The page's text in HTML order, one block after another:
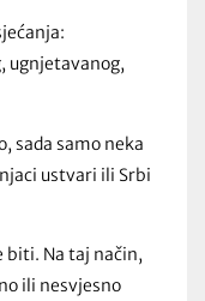
ugnjetavanog,
sada samo neka
ustvari ili Srbi
biti. Na taj način,
ili nesvjesno